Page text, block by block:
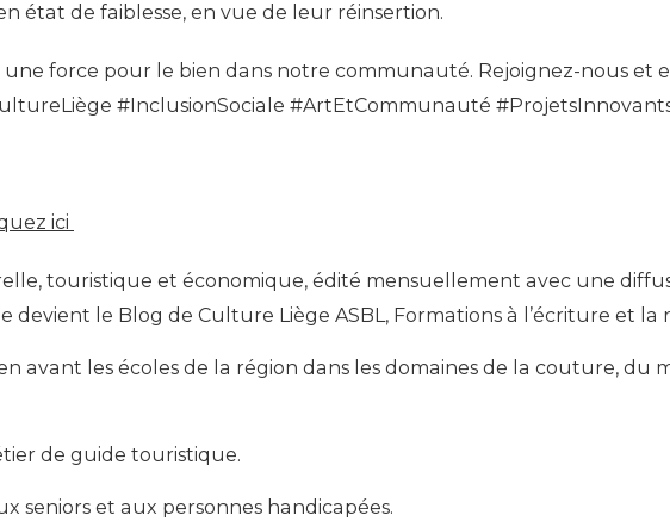
état de faiblesse, en vue de leur réinsertion.
une force pour le bien dans notre communauté. Rejoignez-nous et
#InclusionSociale #ArtEtCommunauté
ici
touristique et économique, édité mensuellement avec une
le Blog de Culture Liège ASBL, Formations à l’écriture et la
avant les écoles de la région dans les domaines de la couture, du
de guide touristique.
seniors et aux personnes handicapées.